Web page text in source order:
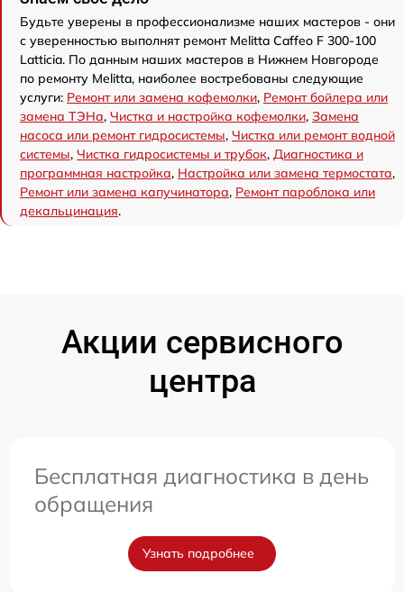
Будьте уверены в профессионализме наших мастеров - они
с уверенностью выполнят ремонт Melitta Caffeo F 300-100
Latticia. По данным наших мастеров в Нижнем Новгороде
по ремонту Melitta, наиболее востребованы следующие
услуги: Ремонт или замена кофемолки, Ремонт бойлера или
замена ТЭНа, Чистка и настройка кофемолки, Замена
насоса или ремонт гидросистемы, Чистка или ремонт водной
системы, Чистка гидросистемы и трубок, Диагностика и
программная настройка, Настройка или замена термостата,
Ремонт или замена капучинатора, Ремонт пароблока или
декальцинация.
Акции сервисного
центра
Бесплатная диагностика в день
обращения
Узнать подробнее